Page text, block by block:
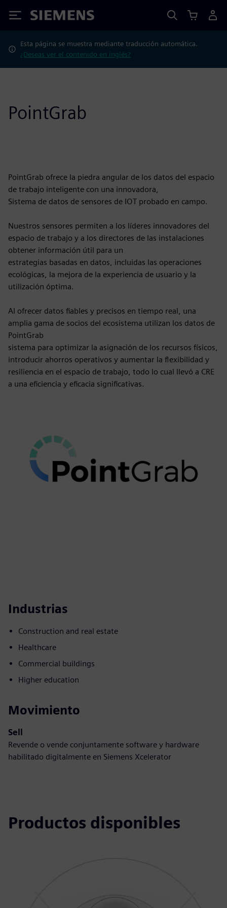
Siemens
Esta página se muestra mediante traducción automática.
¿Deseas ver el contenido en inglés?
PointGrab
PointGrab ofrece la piedra angular de los datos del espacio
de trabajo inteligente con una innovadora,
Sistema de datos de sensores de IOT probado en campo.
Nuestros sensores permiten a los líderes innovadores del
espacio de trabajo y a los directores de las instalaciones
obtener información útil para un
estrategias basadas en datos, incluidas las operaciones
ecológicas, la mejora de la experiencia de usuario y la
utilización óptima.
Al ofrecer datos fiables y precisos en tiempo real, una
amplia gama de socios del ecosistema utilizan los datos de
PointGrab
sistema para optimizar la asignación de los recursos físicos,
introducir ahorros operativos y aumentar la flexibilidad y
resiliencia en el espacio de trabajo, todo lo cual llevó a CRE
a una eficiencia y eficacia significativas.
Industrias
Construction and real estate
Healthcare
Commercial buildings
Higher education
Movimiento
Sell
Revende o vende conjuntamente software y hardware
habilitado digitalmente en Siemens Xcelerator
Productos disponibles